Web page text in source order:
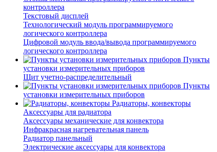
контроллера
Текстовый дисплей
Технологический модуль программируемого
логического контроллера
Цифровой модуль ввода/вывода программируемого
логического контроллера
Пункты
установки измерительных приборов
Щит учетно-распределительный
Пункты
установки измерительных приборов
Радиаторы, конвекторы
Аксессуары для радиатора
Аксессуары механические для конвектора
Инфракрасная нагревательная панель
Радиатор панельный
Электрические аксессуары для конвектора